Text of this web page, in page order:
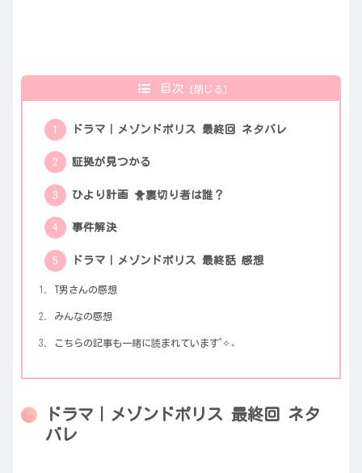
目次
ドラマ｜メゾンドポリス 最終回 ネタバレ
証拠が見つかる
ひより計画 🐥裏切り者は誰？
事件解決
ドラマ｜メゾンドポリス 最終話 感想
T男さんの感想
みんなの感想
こちらの記事も一緒に読まれています˚✧₊
ドラマ｜メゾンドポリス 最終回 ネタ
バレ